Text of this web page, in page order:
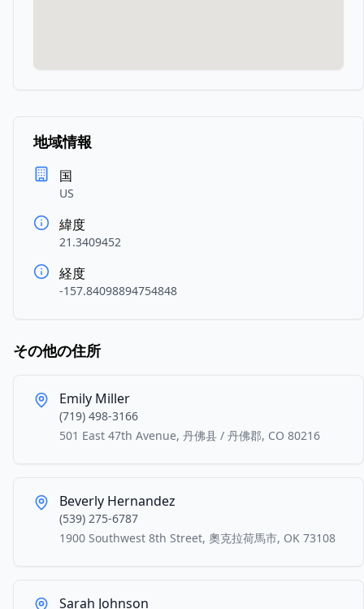
地域情報
国
US
緯度
21.3409452
経度
-157.84098894754848
その他の住所
Emily Miller
(719) 498-3166
501 East 47th Avenue, 丹佛县 / 丹佛郡, CO 80216
Beverly Hernandez
(539) 275-6787
1900 Southwest 8th Street, 奧克拉荷馬市, OK 73108
Sarah Johnson